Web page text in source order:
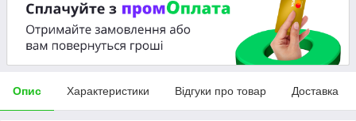
Опис Характеристики Відгуки про товар Доставка